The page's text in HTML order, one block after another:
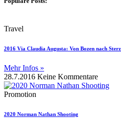
Travel
2016 Via Claudia Augusta: Von Bozen nach
Mehr Infos »
28.7.2016 Keine Kommentare
Promotion
2020 Norman Nathan Shooting